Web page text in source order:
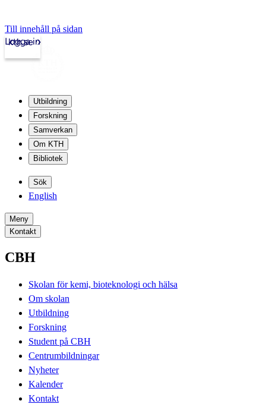
Till innehåll på sidan
kth.se
Logga in
Utbildning
Forskning
Samverkan
Om KTH
Bibliotek
Sök
English
Meny
Kontakt
CBH
Skolan för kemi, bioteknologi och hälsa
Om skolan
Utbildning
Forskning
Student på CBH
Centrumbildningar
Nyheter
Kalender
Kontakt